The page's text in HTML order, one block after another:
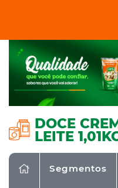
DOCE
LEITE
Segmentos